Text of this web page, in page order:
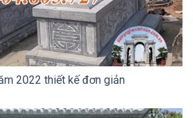
2022 thiết kế đơn giản